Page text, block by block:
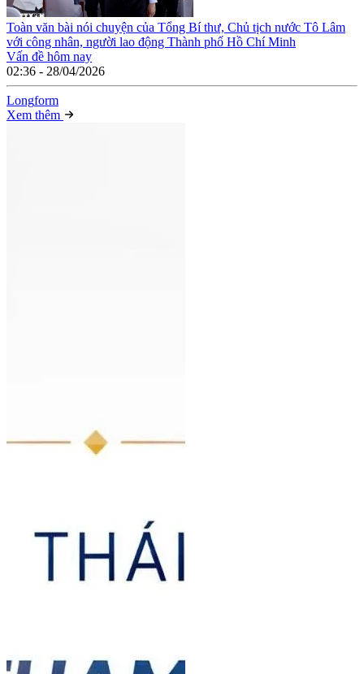
Toàn văn bài nói chuyện của Tổng Bí thư, Chủ tịch nước Tô Lâm
với công nhân, người lao động Thành phố Hồ Chí Minh
Vấn đề hôm nay
02:36 - 28/04/2026
Longform
Xem thêm